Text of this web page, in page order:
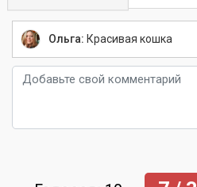
Ольга: Красивая кошка